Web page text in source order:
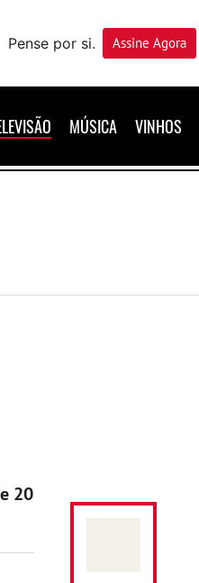
Pense por si.
Assine Agora
MÚSICA VINHOS
20